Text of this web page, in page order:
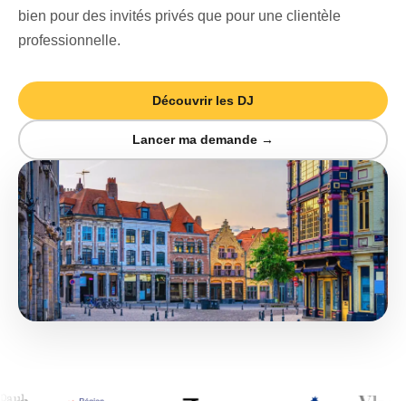
bien pour des invités privés que pour une clientèle
professionnelle.
Découvrir les DJ
Lancer ma demande →